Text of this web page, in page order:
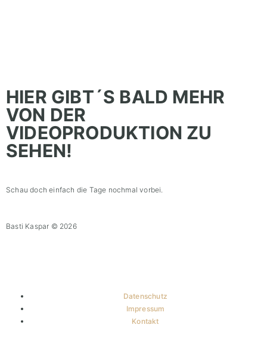
HIER GIBT´S BALD MEHR
VON DER
VIDEOPRODUKTION ZU
SEHEN!
Schau doch einfach die Tage nochmal vorbei.
Basti Kaspar © 2026
Datenschutz
Impressum
Kontakt